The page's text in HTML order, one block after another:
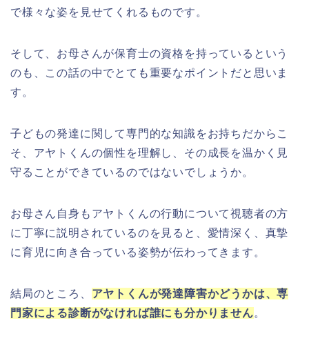
で様々な姿を見せてくれるものです。
そして、お母さんが保育士の資格を持っているという
のも、この話の中でとても重要なポイントだと思いま
す。
子どもの発達に関して専門的な知識をお持ちだからこ
そ、アヤトくんの個性を理解し、その成長を温かく見
守ることができているのではないでしょうか。
お母さん自身もアヤトくんの行動について視聴者の方
に丁寧に説明されているのを見ると、愛情深く、真摯
に育児に向き合っている姿勢が伝わってきます。
結局のところ、 アヤトくんが発達障害かどうかは、専
門家による診断がなければ誰にも分かりません。